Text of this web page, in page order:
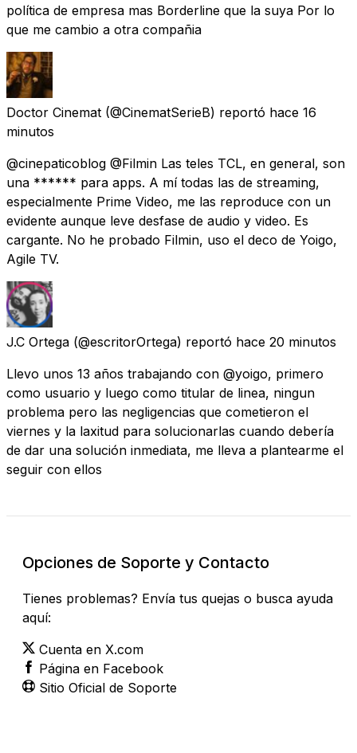
política de empresa mas Borderline que la suya Por lo
que me cambio a otra compañia
Doctor Cinemat (@CinematSerieB) reportó hace 16
minutos
@cinepaticoblog @Filmin Las teles TCL, en general, son
una ****** para apps. A mí todas las de streaming,
especialmente Prime Video, me las reproduce con un
evidente aunque leve desfase de audio y video. Es
cargante. No he probado Filmin, uso el deco de Yoigo,
Agile TV.
J.C Ortega (@escritorOrtega) reportó hace 20 minutos
Llevo unos 13 años trabajando con @yoigo, primero
como usuario y luego como titular de linea, ningun
problema pero las negligencias que cometieron el
viernes y la laxitud para solucionarlas cuando debería
de dar una solución inmediata, me lleva a plantearme el
seguir con ellos
Opciones de Soporte y Contacto
Tienes problemas? Envía tus quejas o busca ayuda
aquí:
Cuenta en X.com
Página en Facebook
Sitio Oficial de Soporte